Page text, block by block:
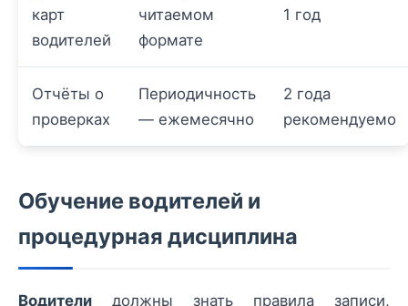
карт
водителей
читаемом
формате
1 год
Отчёты о
проверках
Периодичность
— ежемесячно
2 года
рекомендуемо
Обучение водителей и
процедурная дисциплина
Водители должны знать правила записи,